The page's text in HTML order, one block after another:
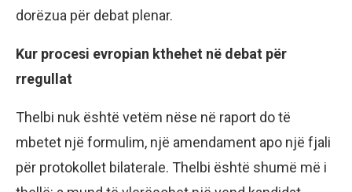
dorëzua për debat plenar.
Kur procesi evropian kthehet në debat për
rregullat
Thelbi nuk është vetëm nëse në raport do të
mbetet një formulim, një amendament apo një fjali
për protokollet bilaterale. Thelbi është shumë më i